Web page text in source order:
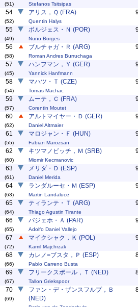
(51) Stefanos Tsitsipas
54
(52)
アリス，Ｑ (FRA)
Quentin Halys
55
(49)
ボルジェス・Ｎ (POR)
Nuno Borges
56
(58)
ブルチャガ・Ｒ (ARG)
Roman Andres Burruchaga
57
(45)
ハンフマン，Ｙ (GER)
Yannick Hanfmann
58
(54)
マハツ・Ｔ (CZE)
Tomas Machac
59
(57)
ムーテ，Ｃ (FRA)
Corentin Moutet
60
(62)
アルトマイヤー・Ｄ (GER)
Daniel Altmaier
61
(55)
マロジャン・Ｆ (HUN)
Fabian Marozsan
62
(60)
キツマノビッチ，Ｍ (SRB)
Miomir Kecmanovic
63
(61)
メリダ・Ｄ (ESP)
Daniel Merida
64
(63)
ランダルーセ・Ｍ (ESP)
Martin Landaluce
65
(64)
ティランテ・Ｔ (ARG)
Thiago Agustin Tirante
66
(65)
バジェホ・Ａ (PAR)
Adolfo Daniel Vallejo
67
(72)
マイクシャク，Ｋ (POL)
Kamil Majchrzak
68
(66)
カレノ=ブスタ，Ｐ (ESP)
Pablo Carreno Busta
69
(67)
フリークスポール，Ｔ (NED)
Tallon Griekspoor
70
(69)
ファン・デ・ザンスフルプ，Ｂ
(NED)